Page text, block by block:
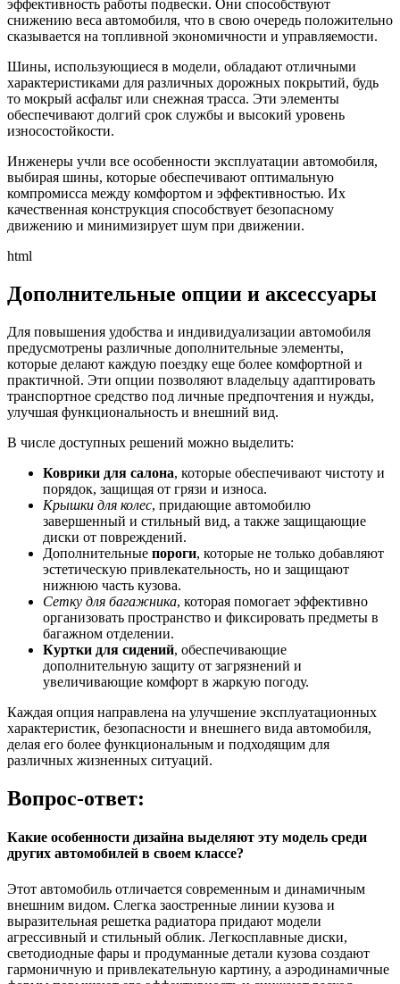
эффективность работы подвески. Они способствуют
снижению веса автомобиля, что в свою очередь положительно
сказывается на топливной экономичности и управляемости.
Шины, использующиеся в модели, обладают отличными
характеристиками для различных дорожных покрытий, будь
то мокрый асфальт или снежная трасса. Эти элементы
обеспечивают долгий срок службы и высокий уровень
износостойкости.
Инженеры учли все особенности эксплуатации автомобиля,
выбирая шины, которые обеспечивают оптимальную
компромисса между комфортом и эффективностью. Их
качественная конструкция способствует безопасному
движению и минимизирует шум при движении.
html
Дополнительные опции и аксессуары
Для повышения удобства и индивидуализации автомобиля
предусмотрены различные дополнительные элементы,
которые делают каждую поездку еще более комфортной и
практичной. Эти опции позволяют владельцу адаптировать
транспортное средство под личные предпочтения и нужды,
улучшая функциональность и внешний вид.
В числе доступных решений можно выделить:
Коврики для салона, которые обеспечивают чистоту и
порядок, защищая от грязи и износа.
Крышки для колес, придающие автомобилю
завершенный и стильный вид, а также защищающие
диски от повреждений.
Дополнительные пороги, которые не только добавляют
эстетическую привлекательность, но и защищают
нижнюю часть кузова.
Сетку для багажника, которая помогает эффективно
организовать пространство и фиксировать предметы в
багажном отделении.
Куртки для сидений, обеспечивающие
дополнительную защиту от загрязнений и
увеличивающие комфорт в жаркую погоду.
Каждая опция направлена на улучшение эксплуатационных
характеристик, безопасности и внешнего вида автомобиля,
делая его более функциональным и подходящим для
различных жизненных ситуаций.
Вопрос-ответ:
Какие особенности дизайна выделяют эту модель среди
других автомобилей в своем классе?
Этот автомобиль отличается современным и динамичным
внешним видом. Слегка заостренные линии кузова и
выразительная решетка радиатора придают модели
агрессивный и стильный облик. Легкосплавные диски,
светодиодные фары и продуманные детали кузова создают
гармоничную и привлекательную картину, а аэродинамичные